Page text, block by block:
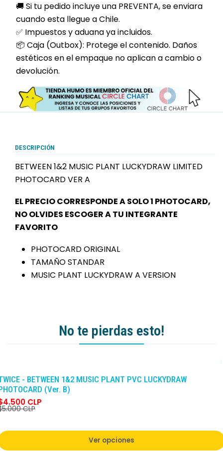
🚚 Si tu pedido incluye una PREVENTA, se enviara
cuando esta llegue a Chile.
✅ Impuestos y aduana ya incluidos.
📦 Caja (Outbox): Protege el contenido. Daños
estéticos en el empaque no aplican a cambio o
devolución.
DESCRIPCIÓN
BETWEEN 1&2 MUSIC PLANT LUCKYDRAW LIMITED
PHOTOCARD VER A
EL PRECIO CORRESPONDE A SOLO 1 PHOTOCARD,
NO OLVIDES ESCOGER A TU INTEGRANTE
FAVORITO
PHOTOCARD ORIGINAL
TAMAÑO STANDAR
MUSIC PLANT LUCKYDRAW A VERSION
No te pierdas esto!
- BETWEEN 1&2 MUSIC PLANT PVC LUCKYDRAW
(Ver. B)
CLP
CLP
Ver opciones